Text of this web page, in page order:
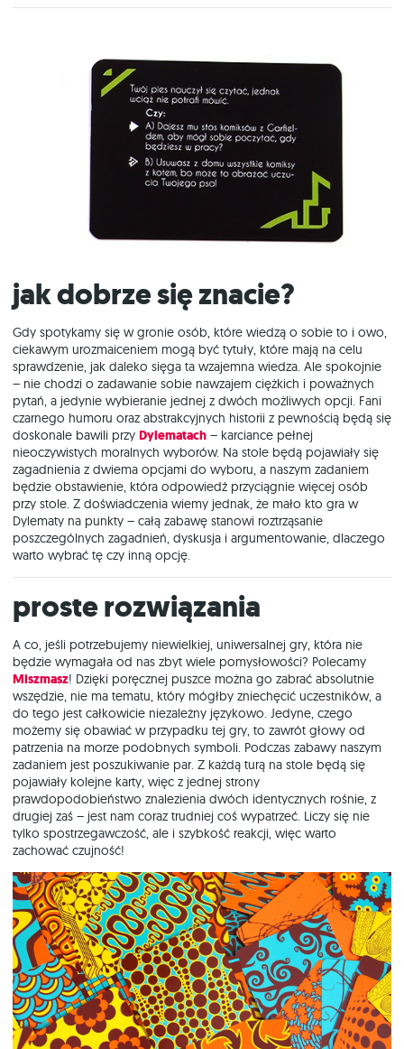
Jak dobrze się znacie?
Gdy spotykamy się w gronie osób, które wiedzą o sobie to i owo,
ciekawym urozmaiceniem mogą być tytuły, które mają na celu
sprawdzenie, jak daleko sięga ta wzajemna wiedza. Ale spokojnie
– nie chodzi o zadawanie sobie nawzajem ciężkich i poważnych
pytań, a jedynie wybieranie jednej z dwóch możliwych opcji. Fani
czarnego humoru oraz abstrakcyjnych historii z pewnością będą się
doskonale bawili przy Dylematach – karciance pełnej
nieoczywistych moralnych wyborów. Na stole będą pojawiały się
zagadnienia z dwiema opcjami do wyboru, a naszym zadaniem
będzie obstawienie, która odpowiedź przyciągnie więcej osób
przy stole. Z doświadczenia wiemy jednak, że mało kto gra w
Dylematy na punkty – całą zabawę stanowi roztrząsanie
poszczególnych zagadnień, dyskusja i argumentowanie, dlaczego
warto wybrać tę czy inną opcję.
Proste rozwiązania
A co, jeśli potrzebujemy niewielkiej, uniwersalnej gry, która nie
będzie wymagała od nas zbyt wiele pomysłowości? Polecamy
Miszmasz! Dzięki poręcznej puszce można go zabrać absolutnie
wszędzie, nie ma tematu, który mógłby zniechęcić uczestników, a
do tego jest całkowicie niezależny językowo. Jedyne, czego
możemy się obawiać w przypadku tej gry, to zawrót głowy od
patrzenia na morze podobnych symboli. Podczas zabawy naszym
zadaniem jest poszukiwanie par. Z każdą turą na stole będą się
pojawiały kolejne karty, więc z jednej strony
prawdopodobieństwo znalezienia dwóch identycznych rośnie, z
drugiej zaś – jest nam coraz trudniej coś wypatrzeć. Liczy się nie
tylko spostrzegawczość, ale i szybkość reakcji, więc warto
zachować czujność!